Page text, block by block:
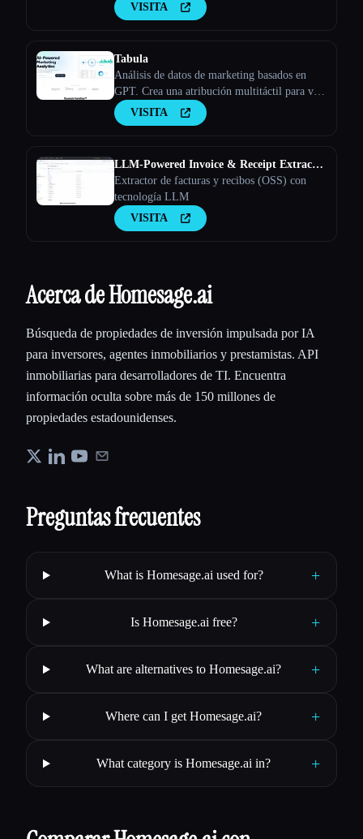
VISITA
Tabula
Análisis de datos de marketing basados en
GPT. Crea una atribución multitáctil para ver
cómo los diferentes canales de marketing
trabajan juntos para convertir clientes
VISITA
LLM-Powered Invoice & Receipt Extractor
(OSS)
Extractor de facturas y recibos (OSS) con
tecnología LLM
VISITA
Acerca de Homesage.ai
Búsqueda de propiedades de inversión impulsada por IA
para inversores, agentes inmobiliarios y prestamistas. API
inmobiliarias para desarrolladores de TI. Encuentra
información oculta sobre más de 150 millones de
propiedades estadounidenses.
Preguntas frecuentes
What is Homesage.ai used for? +
Is Homesage.ai free? +
What are alternatives to Homesage.ai? +
Where can I get Homesage.ai? +
What category is Homesage.ai in? +